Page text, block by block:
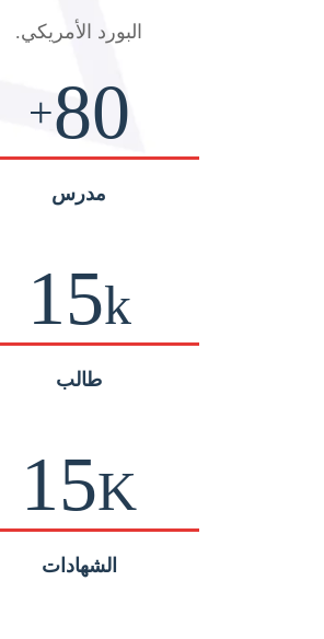
البورد الأمريكي.
80
+
مدرس
15k
طالب
15K
الشهادات